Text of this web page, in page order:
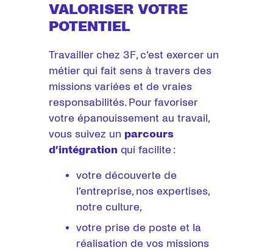
VALORISER VOTRE
POTENTIEL
Travailler chez 3F, c’est exercer un
métier qui fait sens à travers des
missions variées et de vraies
responsabilités. Pour favoriser
votre épanouissement au travail,
vous suivez un parcours
d’intégration qui facilite :
votre découverte de
l’entreprise, nos expertises,
notre culture,
votre prise de poste et la
réalisation de vos missions